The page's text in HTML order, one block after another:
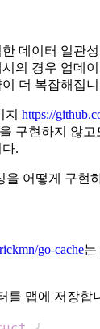
데이터 일관
의 경우 업데
더 복잡해집
지 https://
구현하지 않
.
을 어떻게 구현
go-cache는
를 맵에 저장합